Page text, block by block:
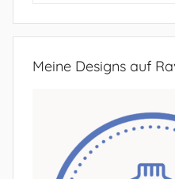
Meine Designs auf